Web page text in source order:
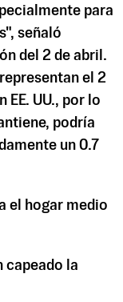
para
señaló
del 2 de abril.
el 2
UU., por lo
podría
un 0.7
el hogar medio
capeado la